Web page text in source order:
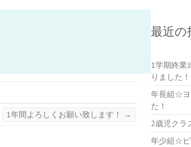
1年間よろしくお願い致します！ →
最近の
1学期終業
りました！
年長組☆ヨ
た！
2歳児クラ
年少組☆ピ